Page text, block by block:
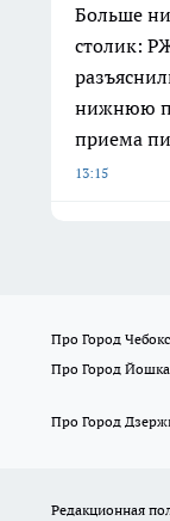
Больше
столик:
нижнюю
приема
13:15
Про Город
Про Город
Про Город
Редакционная